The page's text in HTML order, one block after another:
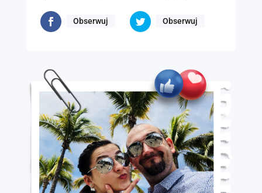
Obserwuj Obserwuj